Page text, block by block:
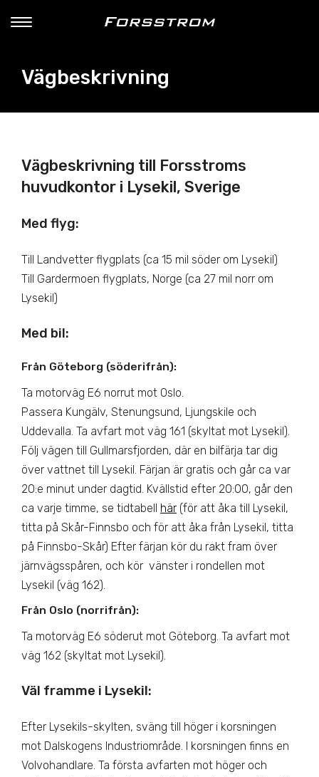
Vägbeskrivning
Vägbeskrivning till Forsstroms
huvudkontor i Lysekil, Sverige
Med flyg:
Till Landvetter flygplats (ca 15 mil söder om Lysekil)
Till Gardermoen flygplats, Norge (ca 27 mil norr om
Lysekil)
Med bil:
Från Göteborg (söderifrån):
Ta motorväg E6 norrut mot Oslo.
Passera Kungälv, Stenungsund, Ljungskile och
Uddevalla. Ta avfart mot väg 161 (skyltat mot Lysekil).
Följ vägen till Gullmarsfjorden, där en bilfärja tar dig
över vattnet till Lysekil. Färjan är gratis och går ca var
20:e minut under dagtid. Kvällstid efter 20:00, går den
ca varje timme, se tidtabell här (för att åka till Lysekil,
titta på Skår-Finnsbo och för att åka från Lysekil, titta
på Finnsbo-Skår) Efter färjan kör du rakt fram över
järnvägsspåren, och kör vänster i rondellen mot
Lysekil (väg 162).
Från Oslo (norrifrån):
Ta motorväg E6 söderut mot Göteborg. Ta avfart mot
väg 162 (skyltat mot Lysekil).
Väl framme i Lysekil:
Efter Lysekils-skylten, sväng till höger i korsningen
mot Dalskogens Industriområde. I korsningen finns en
Volvohandlare. Ta första avfarten mot höger och